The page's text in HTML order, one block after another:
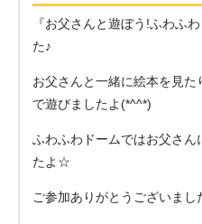
『お父さんと遊ぼう!ふわふ
た♪
お父さんと一緒に絵本を見
で遊びましたよ(*^^*)
ふわふわドームではお父さん
たよ☆
ご参加ありがとうございまし